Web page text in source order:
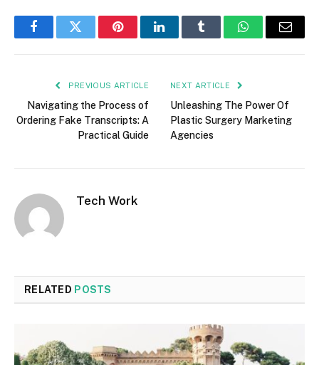
FacebookTwitter PinterestLinkedInTumblr WhatsAppEmail
PREVIOUS ARTICLE
Navigating the Process of
Ordering Fake Transcripts: A
Practical Guide
NEXT ARTICLE
Unleashing The Power Of
Plastic Surgery Marketing
Agencies
Tech Work
RELATED POSTS